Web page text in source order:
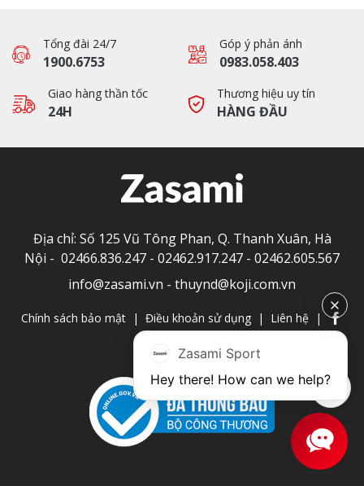
Tổng đài 24/7
1900.6753
Góp ý phản ánh
0983.058.403
Giao hàng thần tốc
24H
Thương hiệu uy tín
HÀNG ĐẦU
Địa chỉ: Số 125 Vũ Tông Phan, Q. Thanh Xuân, Hà
Nội - 02466.836.247 - 02462.917.247 - 02462.605.567
info@zasami.vn - thuynd@koji.com.vn
Chính sách bảo mật | Điều khoản sử dụng | Liên hệ |
Zasami Sport
Hey there! How can we help?